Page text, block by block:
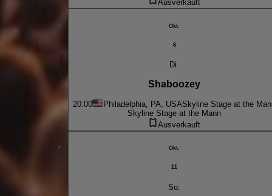
Ausverkauft
Okt.
6
Di.
Shaboozey
20:00 Philadelphia, PA, USASkyline Stage at the
Skyline Stage at the Mann
Ausverkauft
Okt.
11
So.